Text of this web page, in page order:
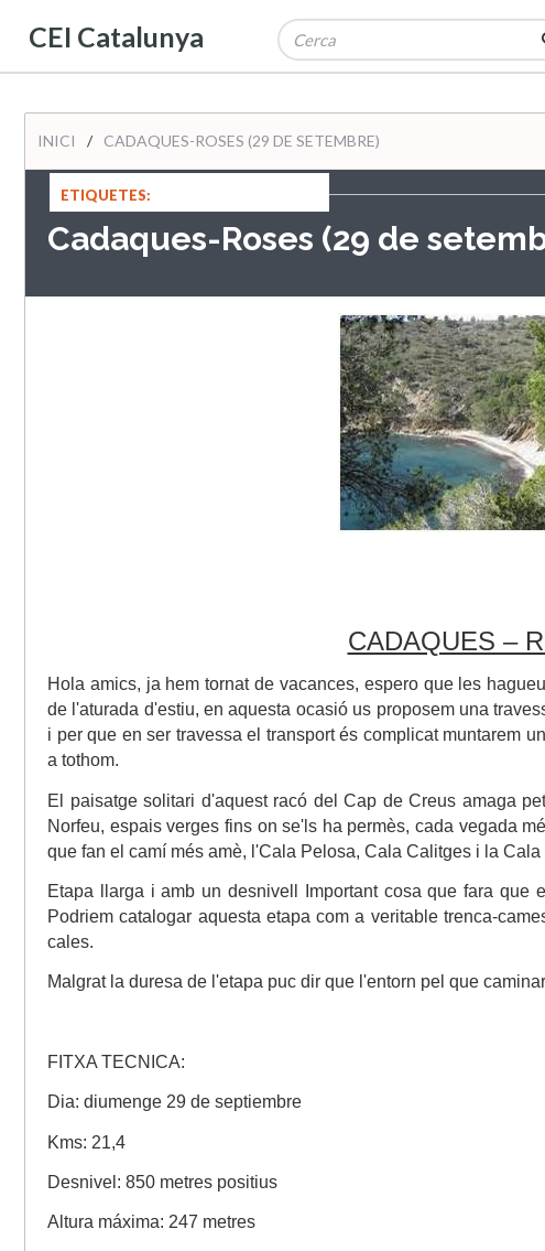
CEI Catalunya
INICI / CADAQUES-ROSES (29 DE SETEMBRE)
ETIQUETES:
Cadaques-Roses (29 de
CADAQUES –
Hola amics, ja hem tornat de vacances, espero que les
de l'aturada d'estiu, en aquesta ocasió us proposem una
i per que en ser travessa el transport és complicat muntarem
a tothom.
El paisatge solitari d'aquest racó del Cap de Creus amaga
Norfeu, espais verges fins on se'ls ha permès, cada vegada
que fan el camí més amè, l'Cala Pelosa, Cala Calitges i la Cala
Etapa llarga i amb un desnivell Important cosa que fara que
Podriem catalogar aquesta etapa com a veritable trenca-
cales.
Malgrat la duresa de l'etapa puc dir que l'entorn pel que
FITXA TECNICA:
Dia: diumenge 29 de septiembre
Kms: 21,4
Desnivel: 850 metres positius
Altura máxima: 247 metres